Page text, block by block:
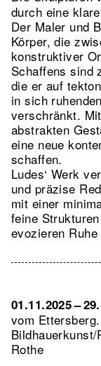
durch eine
Der Maler und
Körper, die
konstruktiver
Schaffens sind
die er auf
in sich
verschränkt.
abstrakten
eine neue
schaffen.
Ludes‘ Werk
und präzise
mit einer
feine
evozieren
01.11.2025 –
vom
Rothe